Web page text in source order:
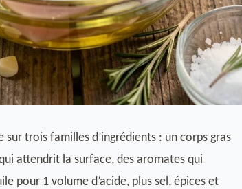
trois familles d’ingrédients : un corps gras
attendrit la surface, des aromates qui
pour 1 volume d’acide, plus sel, épices et